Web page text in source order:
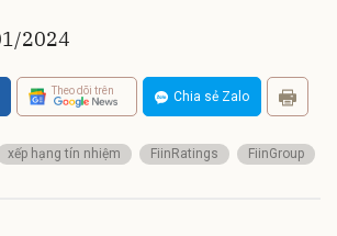
2024
Theo dõi trên Chia sẻ Zalo
xếp hạng tín nhiệm FiinRatings FiinGroup